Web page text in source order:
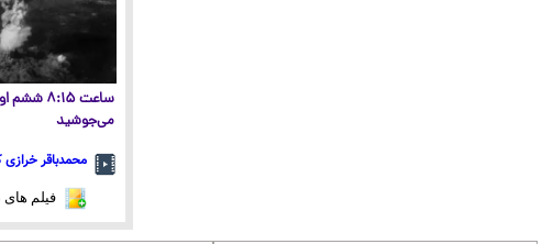
ساعت
می‌جوشید
محمدباقر
فیلم های